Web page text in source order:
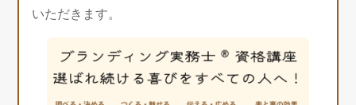
いただきます。